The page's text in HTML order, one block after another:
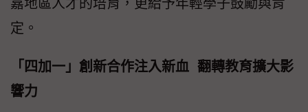
嘉地區人才的培育，更給予年輕學子鼓勵與肯
定。
「四加一」創新合作注入新血 翻轉教育擴大影
響力